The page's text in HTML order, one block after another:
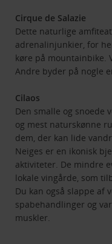
Cirque de Salazie
Dette naturlige
adrenalinjunkier, for
køre på mountainbike.
Andre byder på nogle
Cilaos
Den smalle og snoede
og mest naturskønne
dem, der kan lide
Neiges er en ikonisk
aktiviteter. De mindre
lokale vingårde, som
Du kan også slappe af
spabehandlinger og
muskler.